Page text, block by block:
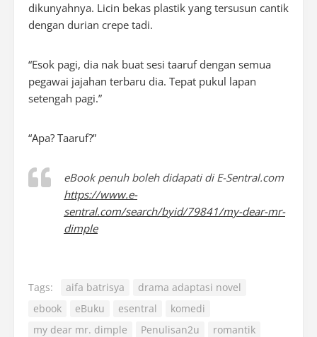
dikunyahnya. Licin bekas plastik yang tersusun cantik
dengan durian crepe tadi.
“Esok pagi, dia nak buat sesi taaruf dengan semua
pegawai jajahan terbaru dia. Tepat pukul lapan
setengah pagi.”
“Apa? Taaruf?”
eBook penuh boleh didapati di E-Sentral.com
https://www.e-
sentral.com/search/byid/79841/my-dear-mr-
dimple
Tags: aifa batrisya
drama adaptasi novel
ebook
eBuku esentral
komedi
my dear mr. dimple
Penulisan2u
romantik